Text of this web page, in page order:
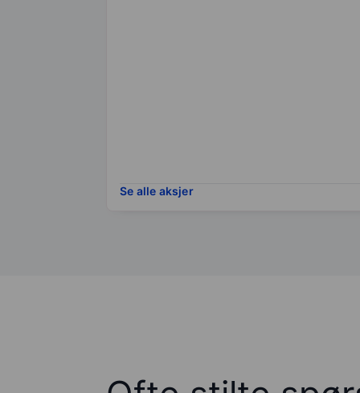
Se alle aksjer